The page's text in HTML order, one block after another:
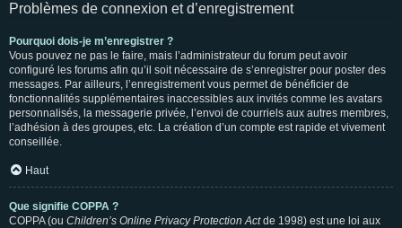
Problèmes de connexion et d’enregistrement
Pourquoi dois-je m’enregistrer ?
Vous pouvez ne pas le faire, mais l’administrateur du forum peut avoir
configuré les forums afin qu’il soit nécessaire de s’enregistrer pour poster des
messages. Par ailleurs, l’enregistrement vous permet de bénéficier de
fonctionnalités supplémentaires inaccessibles aux invités comme les avatars
personnalisés, la messagerie privée, l’envoi de courriels aux autres membres,
l’adhésion à des groupes, etc. La création d’un compte est rapide et vivement
conseillée.
Haut
Que signifie COPPA ?
COPPA (ou Children’s Online Privacy Protection Actde 1998) est une loi aux